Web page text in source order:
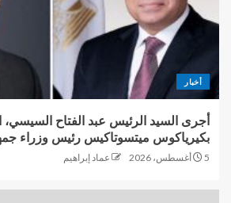
أخبار
أجرى السيد الرئيس عبد الفتاح السيسي،
بكيرياكوس ميتسوتاكيس رئيس وزراء
5 أغسطس، 2026 عماد إبراهيم